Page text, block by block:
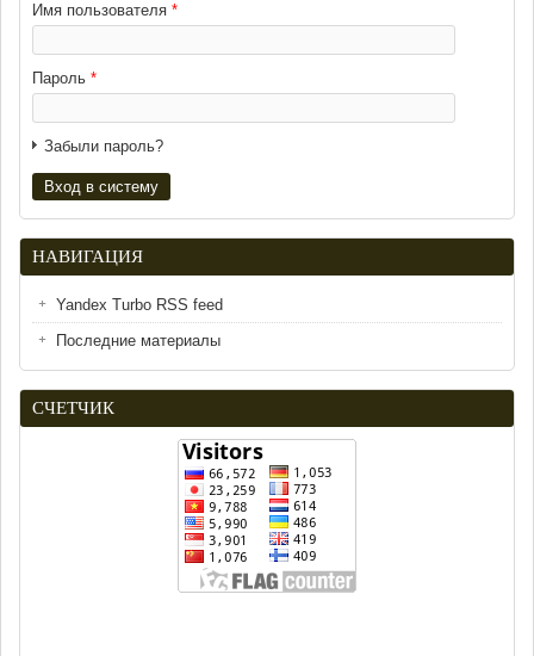
Имя пользователя *
Пароль *
Забыли пароль?
НАВИГАЦИЯ
Yandex Turbo RSS feed
Последние материалы
СЧЕТЧИК